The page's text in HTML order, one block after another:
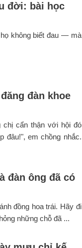
đời: bài học
không biết đau — mà
đàn khoe
chị cẩn thận với hội đó
đâu!", em chồng nhắc.
đàn ông đã có
đồng hoa trái. Hãy đi
những chỗ đã ...